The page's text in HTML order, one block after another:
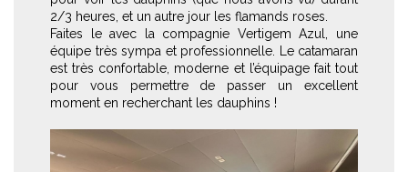
2/3 heures, et un autre jour les flamands roses.
Faites le avec la compagnie Vertigem Azul, une
équipe très sympa et professionnelle. Le catamaran
est très confortable, moderne et l’équipage fait tout
pour vous permettre de passer un excellent
moment en recherchant les dauphins !